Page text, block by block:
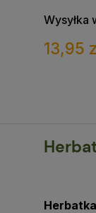
Wysyłka
13,95